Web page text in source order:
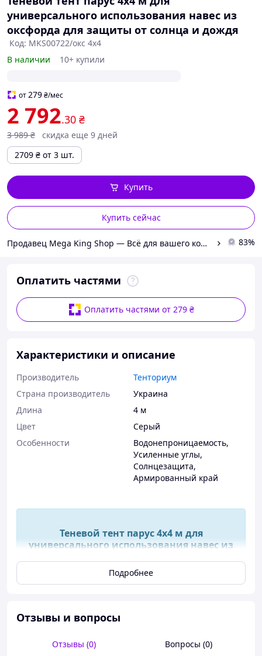
универсального использования навес из
оксфорда для защиты от солнца и дождя
Код: MKS00722/окс 4х4
В наличии
10+ купили
от279₴/мес
2 792.30 ₴
3 989 ₴
скидка еще 9 дней
2709 ₴ от 3 шт.
Купить сейчас
Купить
Продавец Mega King Shop — Всё для вашего комфорта, отдыха и безопасности 83%
Оплатить частями
Оплатить частями от 279 ₴
Характеристики и описание
Производитель
Тенториум
Страна производитель
Украина
Длина
4 м
Цвет
Серый
Особенности
Водонепроницаемость,
Усиленные углы,
Солнцезащита,
Армированный край
Теневой тент парус 4х4 м для
универсального использования навес из
использования навес из
оксфорда для защиты от
солнца и дождя
Подробнее
Отзывы и вопросы
Отзывы (0) Вопросы (0)